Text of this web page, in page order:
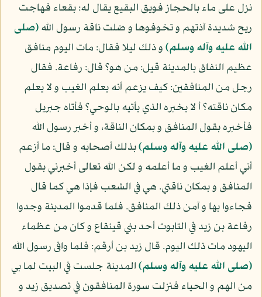
نزل على ماء بالحجاز فويق البقيع يقال له: بقعاء فهاجت
ريح شديدة آذتهم و تخوفوها و ضلت ناقة رسول الله(صلى
الله عليه وآله وسلم)و ذلك ليلا فقال: مات اليوم منافق
عظيم النفاق بالمدينة قيل: من هو؟ قال: رفاعة. فقال
رجل من المنافقين: كيف يزعم أنه يعلم الغيب و لا يعلم
مكان ناقته؟ أ لا يخبره الذي يأتيه بالوحي؟ فأتاه جبريل
فأخبره بقول المنافق و بمكان الناقة، و أخبر رسول الله
(صلى الله عليه وآله وسلم)بذلك أصحابه و قال: ما أزعم
أني أعلم الغيب و ما أعلمه و لكن الله تعالى أخبرني بقول
المنافق و بمكان ناقتي. هي في الشعب فإذا هي كما قال
فجاءوا بها و آمن ذلك المنافق. فلما قدموا المدينة وجدوا
رفاعة بن زيد في التابوت أحد بني قينقاع و كان من عظماء
اليهود مات ذلك اليوم. قال زيد بن أرقم: فلما وافى رسول الله
(صلى الله عليه وآله وسلم)المدينة جلست في البيت لما بي
من الهم و الحياء فنزلت سورة المنافقون في تصديق زيد و